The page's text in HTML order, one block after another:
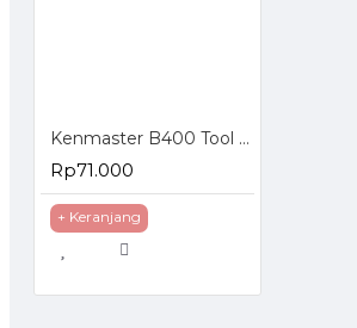
Kenmaster B400 Tool Box
Rp71.000
+ Keranjang